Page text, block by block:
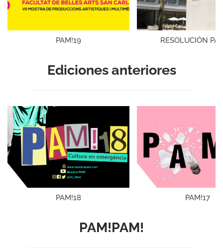
PAM!19 RESOLUCIÓN
Ediciones anteriores
PAM!18 PAM!17
PAM!PAM!